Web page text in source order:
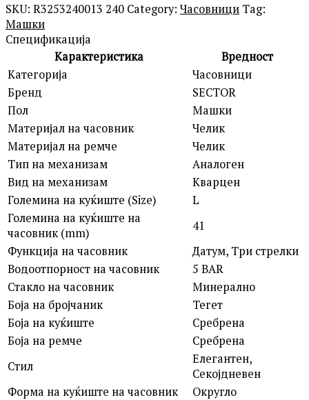
SKU: R3253240013 240 Category: Часовници Tag:
Машки
Спецификација
Карактеристика
Вредност
Категорија
Часовници
Бренд
SECTOR
Пол
Машки
Материјал на часовник
Челик
Материјал на ремче
Челик
Тип на механизам
Аналоген
Вид на механизам
Кварцен
Големина на куќиште (Size)
L
Големина на куќиште на
часовник (mm)
41
Функција на часовник
Датум, Три стрелки
Водоотпорност на часовник
5 BAR
Стакло на часовник
Минерално
Боја на бројчаник
Тегет
Боја на куќиште
Сребрена
Боја на ремче
Сребрена
Стил
Елегантен,
Секојдневен
Форма на куќиште на часовник
Округло